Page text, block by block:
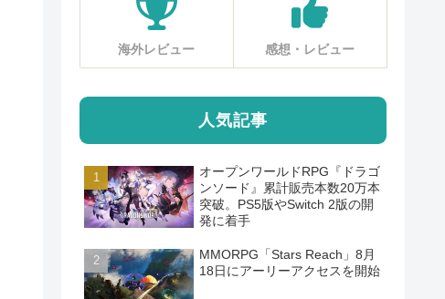
海外レビュー 感想・レビュー
人気記事
オープンワールドRPG『ドラゴ
ンソード』累計販売本数20万本
突破。PS5版やSwitch 2版の開
発に着手
MMORPG「Stars Reach」8月
18日にアーリーアクセスを開始